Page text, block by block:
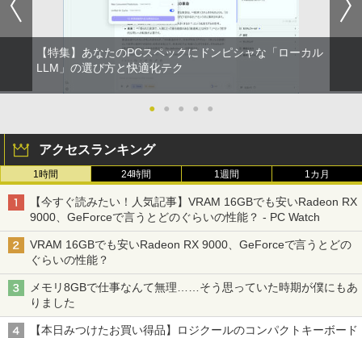
ちいかわ なんか小さくてかわいいやつ
（7）なんか飛び出ていろいろ貼れるフォ
トアルバム付き特装版 （講談社キャラク
ターズA） [ ナガノ ]
￥3,630
￥1,964
Xiaomi シャオミ REDMI Buds 8 Lite ワイヤ
リング ANC 36時間再生
BUGS LIFE
￥250
【Amazon.co.jp限定】 伊藤園 磨かれて、澄
みきった日本の水 2L 8本 ラベルレス [ ケース
] [ 水 ] [ ペットボトル ] [ 箱買い ] [ ストック
] [ 水分補給 ]
スーパーの裏でヤニ吸うふたり 9巻 (デジタル
版ビッグガンガンコミックス)
￥810
【特集】あなたのPCスペックにドンピシャな「ローカル
LLM」の選び方と快適化テク
● ● ● ● ●
アクセスランキング
1時間 24時間 1週間 1カ月
【今すぐ読みたい！人気記事】VRAM 16GBでも安いRadeon RX
9000、GeForceで言うとどのぐらいの性能？ - PC Watch
VRAM 16GBでも安いRadeon RX 9000、GeForceで言うとどの
ぐらいの性能？
メモリ8GBで仕事なんて無理……そう思っていた時期が僕にもあ
りました
【本日みつけたお買い得品】ロジクールのコンパクトキーボード